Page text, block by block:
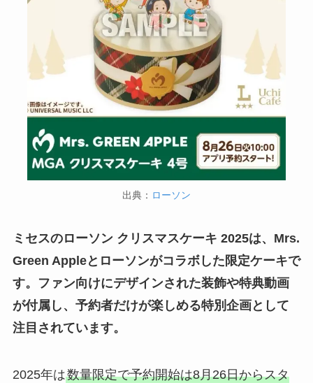
出典： ローソン
ミセスのローソン クリスマスケーキ 2025は、Mrs.
Green Appleとローソンがコラボした限定ケーキで
す。ファン向けにデザインされた装飾や特典動画
が付属し、予約者だけが楽しめる特別企画として
注目されています。
2025年は数量限定で予約開始は8月26日からスタ